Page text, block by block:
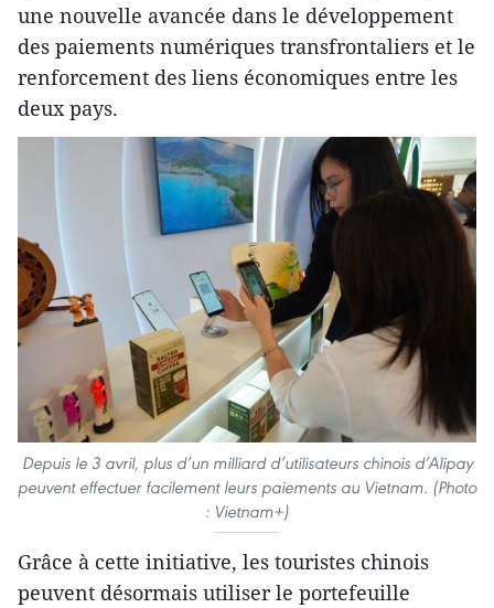
une nouvelle avancée dans le développement
des paiements numériques transfrontaliers et le
renforcement des liens économiques entre les
deux pays.
Depuis le 3 avril, plus d’un milliard d’utilisateurs chinois d’Alipay
peuvent effectuer facilement leurs paiements au Vietnam. (Photo
: Vietnam+)
Grâce à cette initiative, les touristes chinois
peuvent désormais utiliser le portefeuille